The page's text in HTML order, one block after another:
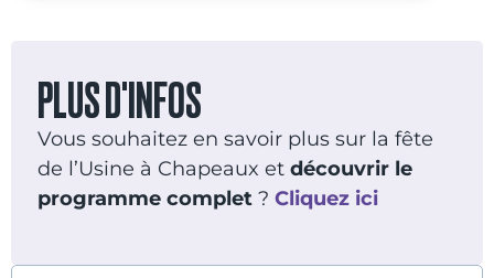
PLUS D'INFOS
Vous souhaitez en savoir plus sur la fête
de l’Usine à Chapeaux et découvrir le
programme complet ? Cliquez ici